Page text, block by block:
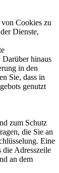
Cookies zu
Dienste,
hinaus
in den
Sie, dass in
genutzt
zum Schutz
die Sie an
Eine
die Adresszeile
an dem